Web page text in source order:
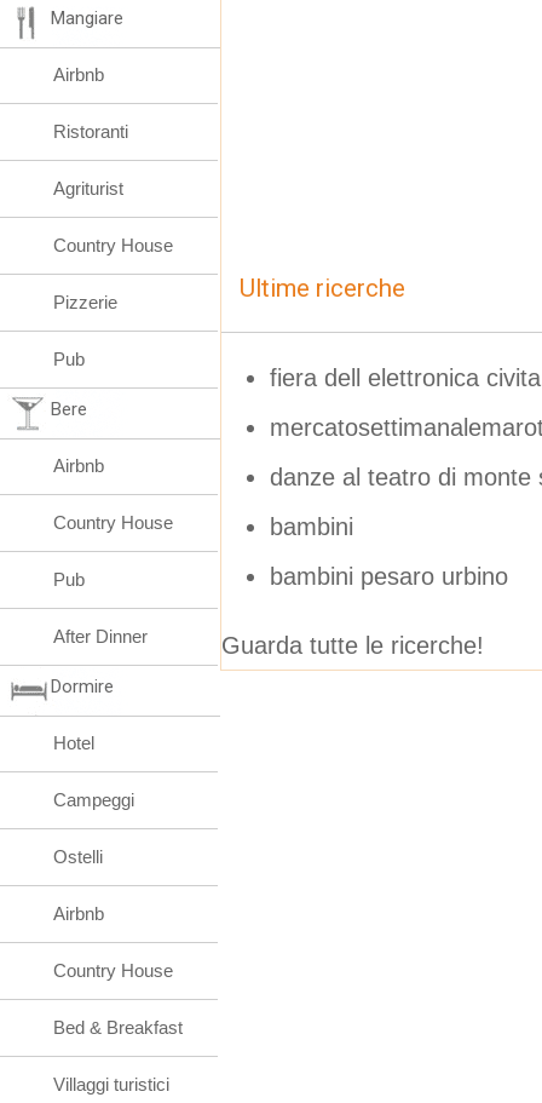
Ultime ricerche
fiera dell elettronica
danze al teatro di monte
bambini
bambini pesaro urbino
Guarda tutte le ricerche!
Mangiare
Airbnb
Ristoranti
Agriturist
Country House
Pizzerie
Pub
Bere
Airbnb
Country House
Pub
After Dinner
Dormire
Hotel
Campeggi
Ostelli
Airbnb
Country House
Bed & Breakfast
Villaggi turistici